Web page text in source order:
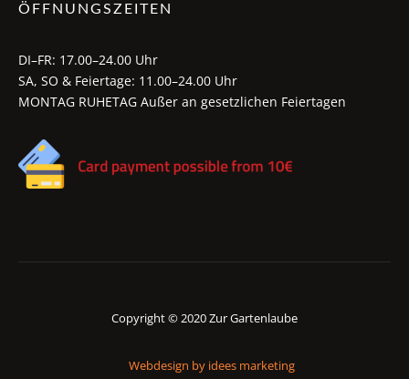
ÖFFNUNGSZEITEN
DI–FR: 17.00–24.00 Uhr
SA, SO & Feiertage: 11.00–24.00 Uhr
MONTAG RUHETAG Außer an gesetzlichen Feiertagen
Copyright © 2020 Zur Gartenlaube
Webdesign by idees marketing